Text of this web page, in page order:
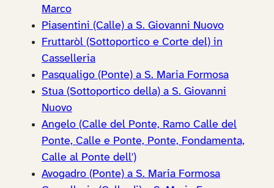
Marco
Piasentini (Calle) a S. Giovanni Nuovo
Fruttaròl (Sottoportico e Corte del) in
Casselleria
Pasqualigo (Ponte) a S. Maria Formosa
Stua (Sottoportico della) a S. Giovanni
Nuovo
Angelo (Calle del Ponte, Ramo Calle del
Ponte, Calle e Ponte, Ponte, Fondamenta,
Calle al Ponte dell')
Avogadro (Ponte) a S. Maria Formosa